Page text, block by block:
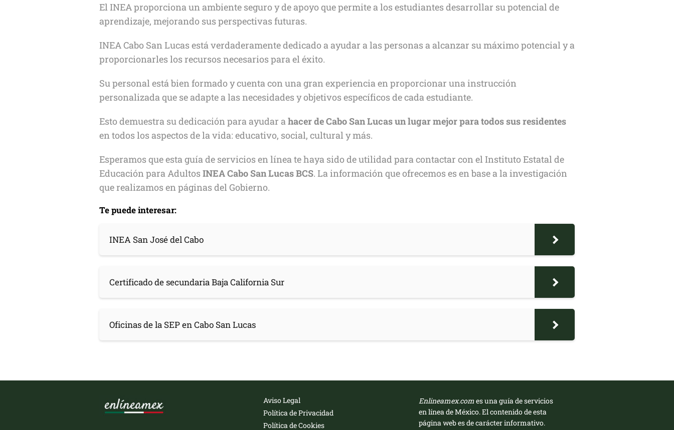
El INEA proporciona un ambiente seguro y de apoyo que permite a los estudiantes desarrollar su potencial de
aprendizaje, mejorando sus perspectivas futuras.
INEA Cabo San Lucas está verdaderamente dedicado a ayudar a las personas a alcanzar su máximo potencial y a
proporcionarles los recursos necesarios para el éxito.
Su personal está bien formado y cuenta con una gran experiencia en proporcionar una instrucción
personalizada que se adapte a las necesidades y objetivos específicos de cada estudiante.
Esto demuestra su dedicación para ayudar ahacer de Cabo San Lucasun lugar mejor para todos sus residentes
en todos los aspectos de la vida: educativo, social, cultural y más.
Esperamos que esta guía de servicios en línea te haya sido de utilidad para contactar con el Instituto Estatal de
Educación para Adultos INEA Cabo San Lucas BCS. La información que ofrecemos es en base a la investigación
que realizamos en páginas del Gobierno.
Te puede interesar:
INEA San José del Cabo
Certificado de secundaria Baja California Sur
Oficinas de la SEP en Cabo San Lucas
Aviso Legal
Política de Privacidad
Política de Cookies
Enlineamex.comes una guía de servicios
en línea de México. El contenido de esta
página web es de carácter informativo.